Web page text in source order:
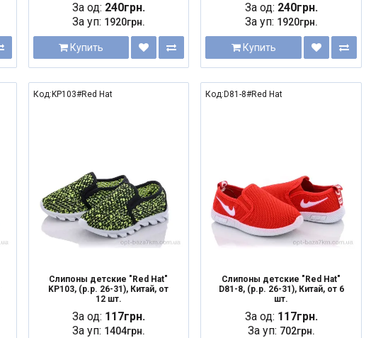
За од: 240грн.
За уп: 1920грн.
Купить
За од: 240грн.
За уп: 1920грн.
Купить
Код:KP103#Red Hat
Слипоны детские "Red Hat"
KP103, (р.р. 26-31), Китай, от
12 шт.
За од: 117грн.
За уп: 1404грн.
Код:D81-8#Red Hat
Слипоны детские "Red Hat"
D81-8, (р.р. 26-31), Китай, от 6
шт.
За од: 117грн.
За уп: 702грн.